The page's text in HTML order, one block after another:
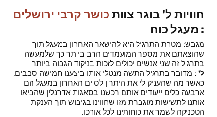
חוויות ל' בוגר צוות כושר קרבי ירושלים
: מעגל כוח
מגבש: מטרת התרגיל היא להישאר האחרון במעגל תוך
שהוצאתם את מספר המועמדים הרב ביותר כך שלמעשה
בתרגיל זה שני אנשים יכולים לזכות בניקוד הגבוה ביותר
ל' : מדובר בתרגיל התשה מנטלי אותו ביצענו חמישה סבבים,
כאשר מה שהעניק לי את היתרון לסיים האחרון במעגל הם
ארבעה כלים ייעודים אותם רכשנו בסאגות אדרנלין שהביאו
אותנו לתשישות מוגברת מזו שחווינו בגיבוש תוך הענקת
הטכניקה לשמר את כוחותינו לכל אורכו.